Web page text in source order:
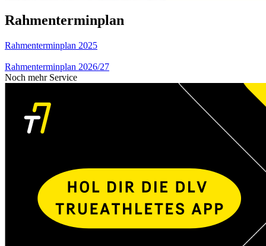
Rahmenterminplan
Rahmenterminplan 2025
Rahmenterminplan 2026/27
Noch mehr Service